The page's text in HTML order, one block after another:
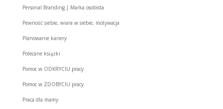
Personal Branding | Marka osobista
Pewność siebie, wiara w siebie, motywacja
Planowanie kariery
Polecane książki
Pomoc w ODKRYCIU pracy
Pomoc w ZDOBYCIU pracy
Praca dla mamy